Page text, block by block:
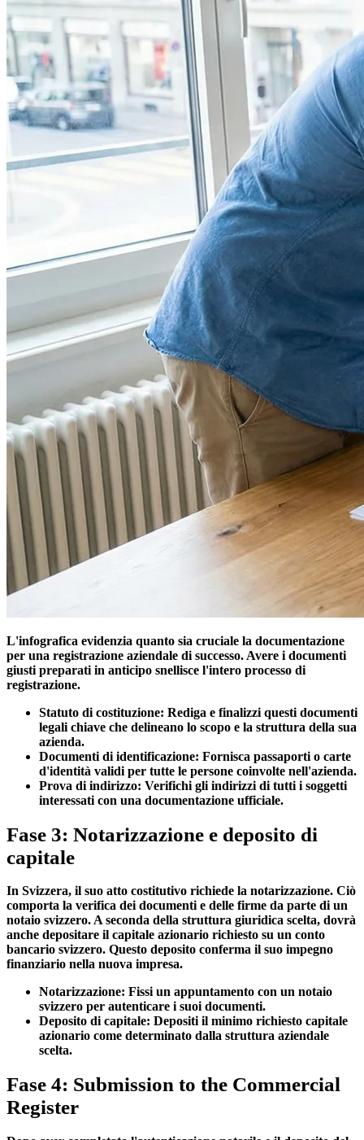
L'infografica evidenzia quanto sia cruciale la documentazione
per una registrazione aziendale di successo. Avere i documenti
giusti preparati in anticipo snellisce l'intero processo di
registrazione.
Statuto di costituzione: Rediga e finalizzi questi documenti
legali chiave che delineano lo scopo e la struttura della sua
azienda.
Documenti di identificazione: Fornisca passaporti o carte
d'identità validi per tutte le persone coinvolte nell'azienda.
Prova di indirizzo: Verifichi gli indirizzi di tutti i soggetti
interessati con una documentazione ufficiale.
Fase 3: Notarizzazione e deposito di
capitale
In Svizzera, il suo atto costitutivo richiede la notarizzazione. Ciò
comporta la verifica dei documenti e delle firme da parte di un
notaio svizzero. A seconda della struttura giuridica scelta, dovrà
anche depositare il capitale azionario richiesto su un conto
bancario svizzero. Questo deposito conferma il suo impegno
finanziario nella nuova impresa.
Notarizzazione: Fissi un appuntamento con un notaio
svizzero per autenticare i suoi documenti.
Deposito di capitale: Depositi il minimo richiesto capitale
azionario come determinato dalla struttura aziendale
scelta.
Fase 4: Submission to the Commercial
Register